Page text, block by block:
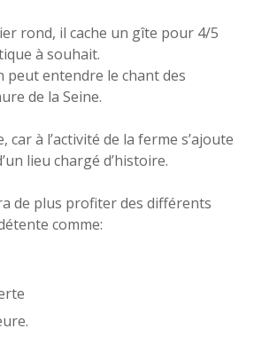
rond, il cache un gîte pour 4/5
à souhait.
peut entendre le chant des
de la Seine.
car à l’activité de la ferme s’ajoute
lieu chargé d’histoire.
de plus profiter des différents
comme: